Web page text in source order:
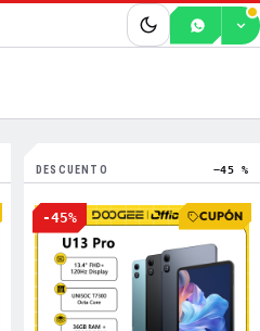
DESCUENTO −45 %
-45% CUPÓN